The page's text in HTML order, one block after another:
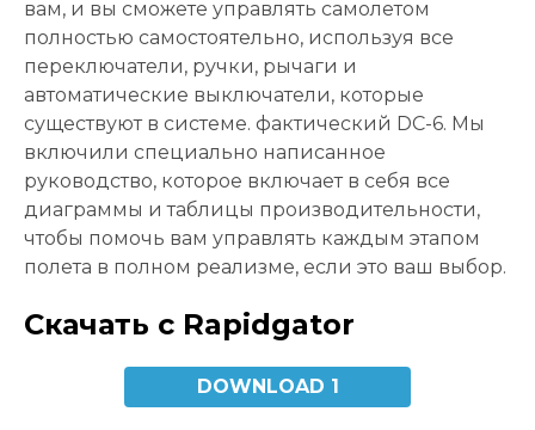
вам, и вы сможете управлять самолетом
полностью самостоятельно, используя все
переключатели, ручки, рычаги и
автоматические выключатели, которые
существуют в системе. фактический DC-6. Мы
включили специально написанное
руководство, которое включает в себя все
диаграммы и таблицы производительности,
чтобы помочь вам управлять каждым этапом
полета в полном реализме, если это ваш выбор.
Скачать с Rapidgator
DOWNLOAD 1